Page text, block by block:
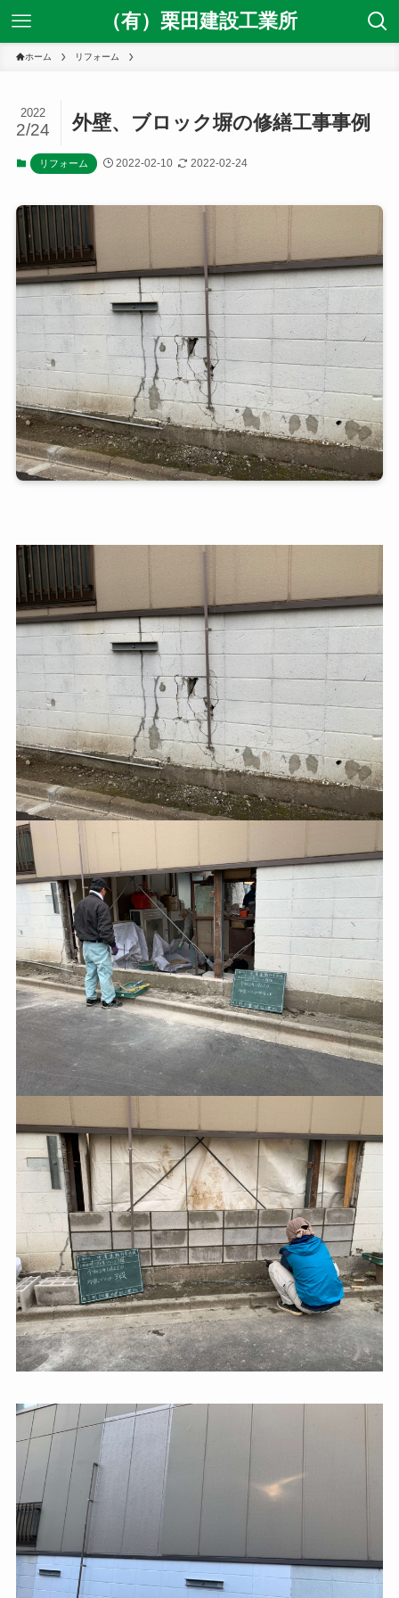
（有）栗田建設工業所
ホーム リフォーム
外壁、ブロック塀の修繕工事事例
2022
2/24
リフォーム 2022-02-10 2022-02-24